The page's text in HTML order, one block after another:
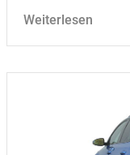
Weiterlesen